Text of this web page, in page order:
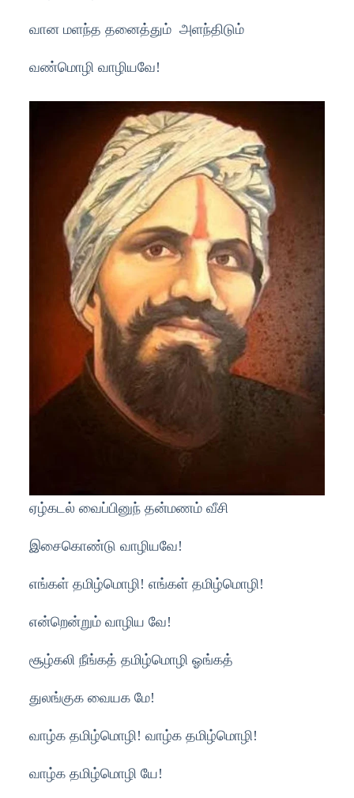
வான மளந்த தனைத்தும் அளந்திடும்
வண்மொழி வாழியவே!
ஏழ்கடல் வைப்பினுந் தன்மணம் வீசி
இசைகொண்டு வாழியவே!
எங்கள் தமிழ்மொழி! எங்கள் தமிழ்மொழி!
என்றென்றும் வாழிய வே!
சூழ்கலி நீங்கத் தமிழ்மொழி ஓங்கத்
துலங்குக வையக மே!
வாழ்க தமிழ்மொழி! வாழ்க தமிழ்மொழி!
வாழ்க தமிழ்மொழி யே!